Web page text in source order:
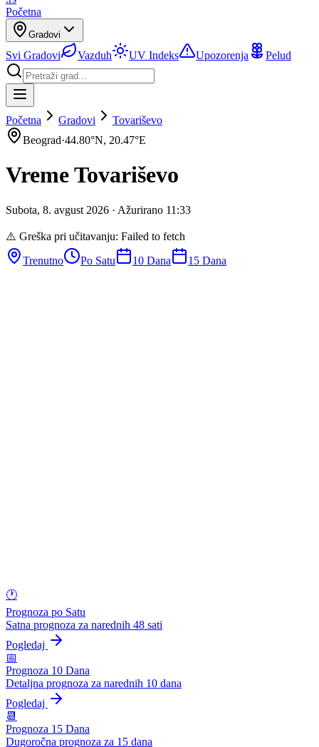
Početna
Gradovi
Svi Gradovi Vazduh UV Indeks Upozorenja Pelud
Početna Gradovi
Tovariševo
Beograd·44.80°N, 20.47°E
VremeTovariševo
Subota, 8. avgust 2026 · Ažurirano 11 :33
⚠️ Greška pri učitavanju: Failed to fetch
Trenutno
Po Satu 10 Dana 15 Dana
🕐
Prognoza po Satu
Satna prognoza za narednih 48 sati
Pogledaj
📅
Prognoza 10 Dana
Detaljna prognoza za narednih 10 dana
Pogledaj
📆
Prognoza 15 Dana
Dugoročna prognoza za 15 dana